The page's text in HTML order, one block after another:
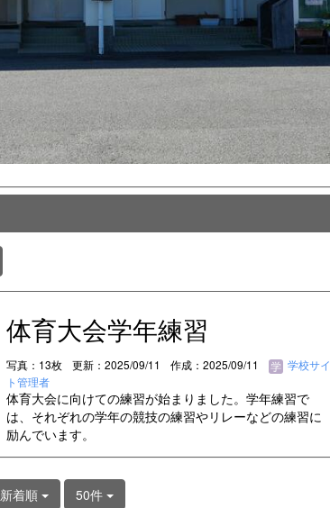
体育大会学年練習
写真：13枚 更新：2025/09/11 作成：2025/09/11
学校サイ
ト管理者
体育大会に向けての練習が始まりました。学年練習で
は、それぞれの学年の競技の練習やリレーなどの練習に
励んでいます。
新着順 50件